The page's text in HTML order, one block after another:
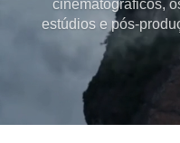
cinematográficos,
estúdios e pós-
gerador de vídeo
pela Seedance
videoclipes